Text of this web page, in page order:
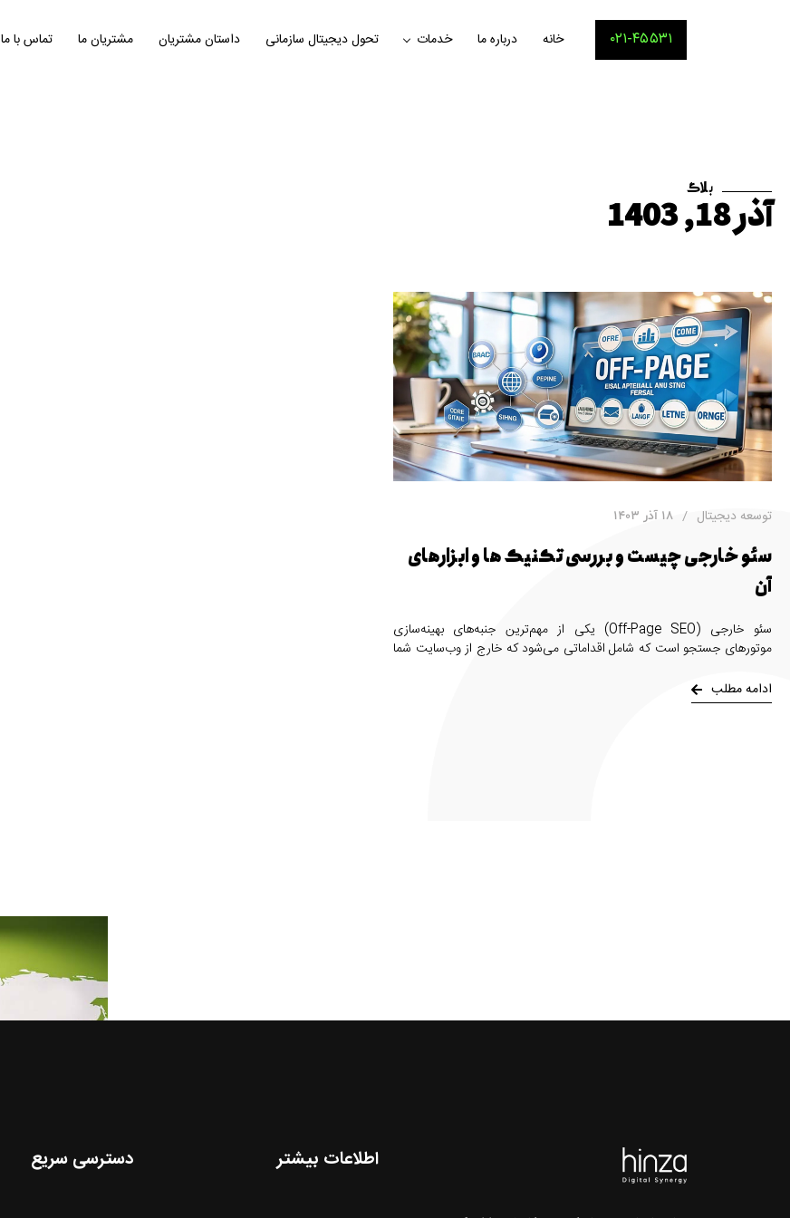
۰۲۱-۴۵۵۳۱ خانه درباره ما خدمات تحول دیجیتال سازمانی داستان مشتریان مشتریان ما تماس با ما
بلاگ
آذر 18, 1403
توسعه دیجیتال
سئو خارجی چیست و بررسی تکنیک ها و ابزارهای
آن
سئو خارجی (Off-Page SEO) یکی از مهم‌ترین جنبه‌های بهینه‌سازی
موتورهای جستجو است که شامل اقداماتی می‌شود که خارج از وب‌سایت شما
و ساختار وب‌سایت شما مربوط است، سئو خارجی بر عواملی مانند لینک‌سازی،
اعتبار دامنه و تعامل کاربران تمرکز دارد. در این مقاله به صورت تخصصی
ادامه مطلب
18 آذر 1403
اطلاعات بیشتر دسترسی سریع